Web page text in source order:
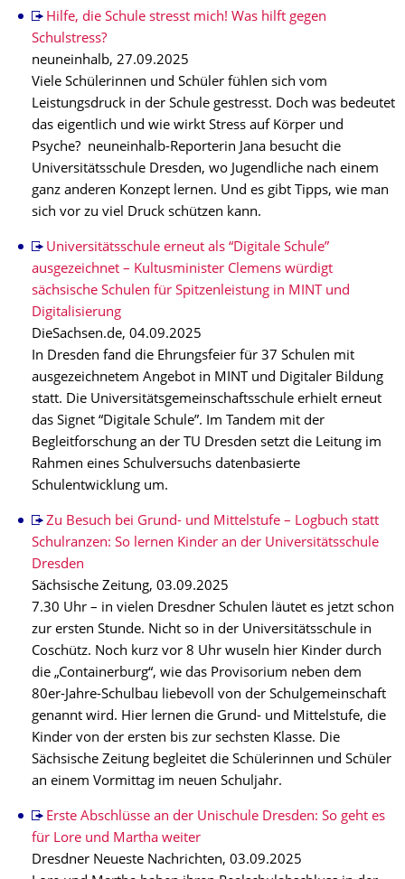
​Hilfe, die Schule stresst mich! Was hilft gegen
Schulstress?
neuneinhalb, 27.09.2025
Viele Schülerinnen und Schüler fühlen sich vom
Leistungsdruck in der Schule gestresst. Doch was bedeutet
das eigentlich und wie wirkt Stress auf Körper und
Psyche? neuneinhalb-Reporterin Jana besucht die
Universitätsschule Dresden, wo Jugendliche nach einem
ganz anderen Konzept lernen. Und es gibt Tipps, wie man
sich vor zu viel Druck schützen kann.
Universitäts­schule erneut als “Digitale Schule”
ausgezeichnet – Kultusminister Clemens würdigt
sächsische Schulen für Spitzenleistung in MINT und
Digitalisierung
DieSachsen.de, 04.09.2025
In Dresden fand die Ehrungsfeier für 37 Schulen mit
ausgezeichnetem Angebot in MINT und Digitaler Bildung
statt. Die Universitätsgemeinschaftsschule erhielt erneut
das Signet “Digitale Schule”. Im Tandem mit der
Begleitforschung an der TU Dresden setzt die Leitung im
Rahmen eines Schulversuchs datenbasierte
Schulentwicklung um.
Zu Besuch bei Grund- und Mittelstufe – Logbuch statt
Schulranzen: So lernen Kinder an der Universitätsschule
Dresden
Sächsische Zeitung, 03.09.2025
7.30 Uhr – in vielen Dresdner Schulen läutet es jetzt schon
zur ersten Stunde. Nicht so in der Universitätsschule in
Coschütz. Noch kurz vor 8 Uhr wuseln hier Kinder durch
die „Containerburg“, wie das Provisorium neben dem
80er-Jahre-Schulbau liebevoll von der Schulgemeinschaft
genannt wird. Hier lernen die Grund- und Mittelstufe, die
Kinder von der ersten bis zur sechsten Klasse. Die
Sächsische Zeitung begleitet die Schülerinnen und Schüler
an einem Vormittag im neuen Schuljahr.
Erste Abschlüsse an der Unischule Dresden: So geht es
für Lore und Martha weiter
Dresdner Neueste Nachrichten, 03.09.2025